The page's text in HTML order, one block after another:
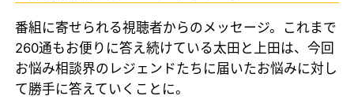
番組に寄せられる視聴者からのメッセージ。これまで
260通もお便りに答え続けている太田と上田は、今回
お悩み相談界のレジェンドたちに届いたお悩みに対し
て勝手に答えていくことに。